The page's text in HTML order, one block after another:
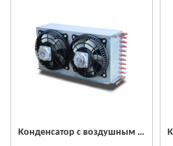
Конденсатор с воздушным охлаждением из нержавеющей стали SCON510